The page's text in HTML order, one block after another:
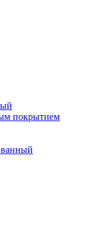
покрытием